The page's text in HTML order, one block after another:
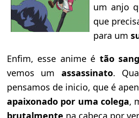
um anjo
que
para um
Enfim, esse anime é tão
vemos um assassinato.
pensamos de inicio, que é
apaixonado por uma colega,
brutalmente na cabeça por